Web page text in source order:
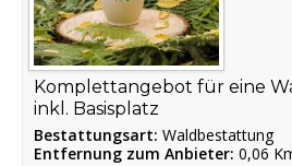
Komplettangebot für eine
inkl. Basisplatz
Bestattungsart: Waldbestattung
Entfernung zum Anbieter: 0,06